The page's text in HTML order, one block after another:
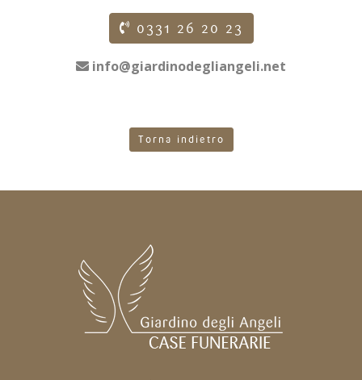
0331 26 20 23
info@giardinodegliangeli.net
Torna indietro